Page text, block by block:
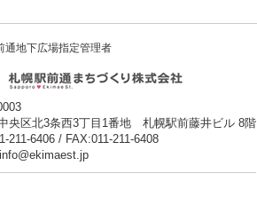
通地下広場指定管理者
央区北3条西3丁目1番地 札幌駅前藤井ビル 8階
211-6406 / FAX:011-211-6408